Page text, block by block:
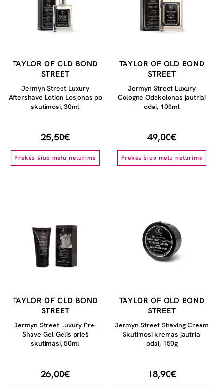
TAYLOR OF OLD BOND
STREET
Jermyn Street Luxury
Aftershave Lotion Losjonas po
skutimosi, 30ml
25,50€
Prekės šiuo metu neturime
TAYLOR OF OLD BOND
STREET
Jermyn Street Luxury
Cologne Odekolonas jautriai
odai, 100ml
49,00€
Prekės šiuo metu neturime
TAYLOR OF OLD BOND
STREET
Jermyn Street Luxury Pre-
Shave Gel Gelis prieš
skutimąsi, 50ml
26,00€
TAYLOR OF OLD BOND
STREET
Jermyn Street Shaving Cream
Skutimosi kremas jautriai
odai, 150g
18,90€